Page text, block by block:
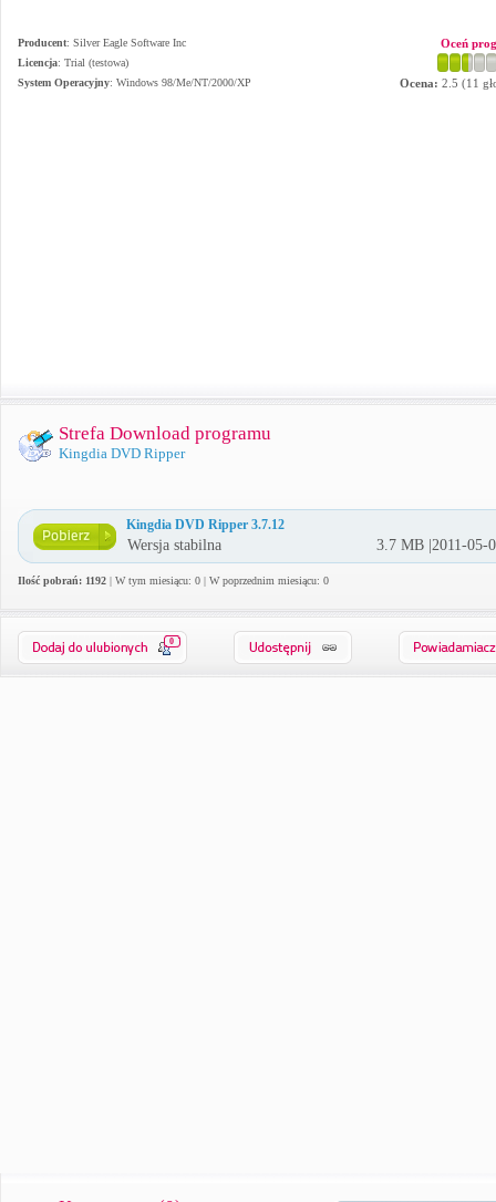
Producent: Silver Eagle Software Inc
Licencja: Trial (testowa)
System Operacyjny: Windows 98/Me/NT/2000/XP
Oceń
Ocena: 2.5 (11
Strefa Download programu
Kingdia DVD Ripper
Kingdia DVD Ripper 3.7.12
Wersja stabilna 3.7 MB |2011-05-
Ilość pobrań: 1192 | W tym miesiącu: 0 | W poprzednim miesiącu: 0
0